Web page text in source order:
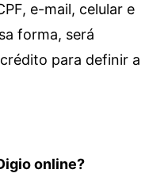
e-mail, celular e
forma, será
para definir a
online?